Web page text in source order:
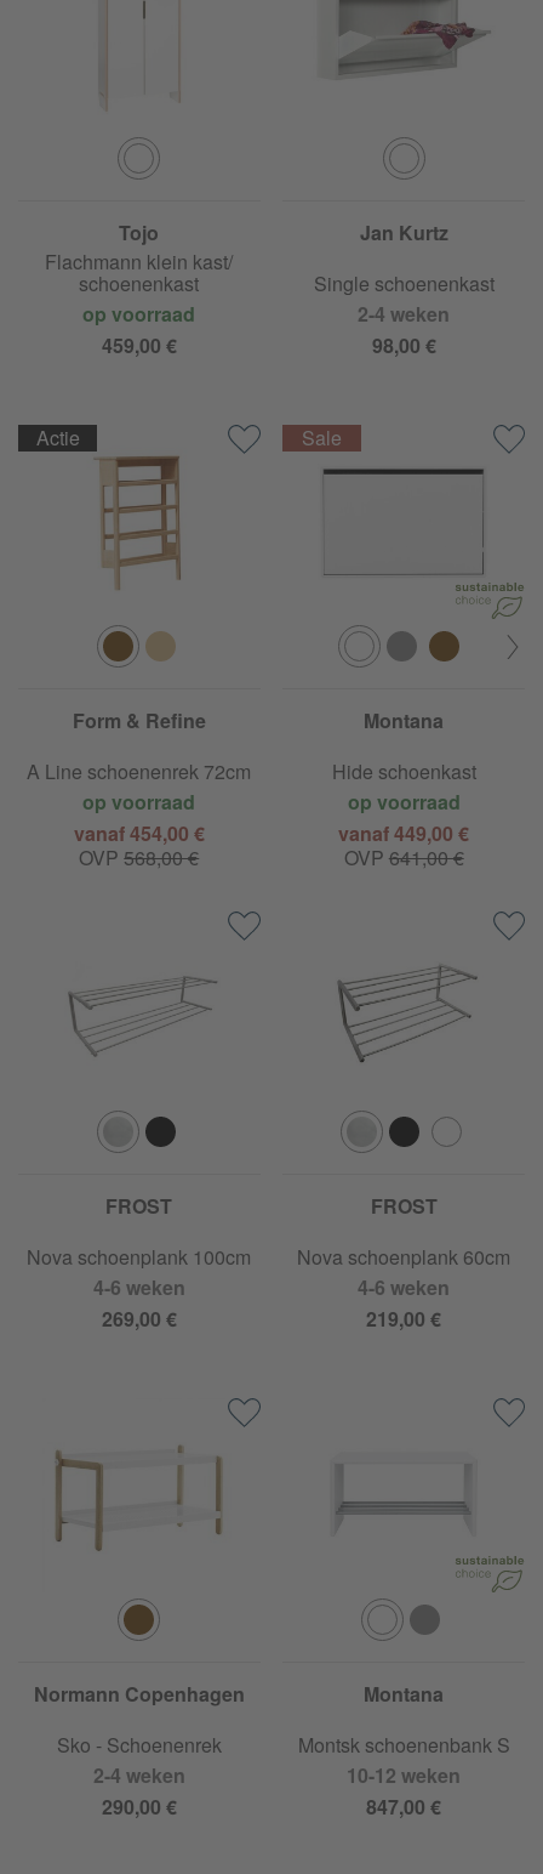
Tojo
Flachmann klein kast/
schoenenkast
op voorraad
459,00 €
Jan Kurtz
Single schoenenkast
2-4 weken
98,00 €
Form & Refine
A Line schoenenrek 72cm
op voorraad
vanaf 454,00 €
OVP568,00 €
Actie
Montana
Hide schoenkast
op voorraad
vanaf 449,00 €
OVP 641,00 €
FROST
Nova schoenplank 100cm
4-6 weken
269,00 €
FROST
Nova schoenplank 60cm
4-6 weken
219,00 €
Normann Copenhagen
Sko - Schoenenrek
2-4 weken
290,00 €
Montana
Montsk schoenenbank S
10-12 weken
847,00 €